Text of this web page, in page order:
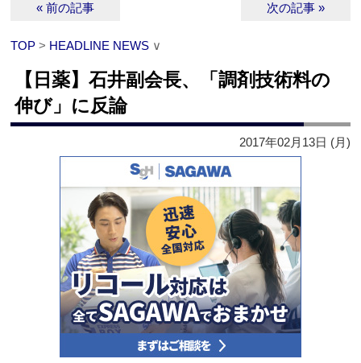
« 前の記事 次の記事 »
TOP > HEADLINE NEWS ∨
【日薬】石井副会長、「調剤技術料の
伸び」に反論
2017年02月13日 (月)